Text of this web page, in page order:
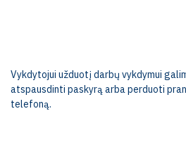
Vykdytojui užduotį darbų vykdymui
atspausdinti paskyrą arba perduoti
telefoną.